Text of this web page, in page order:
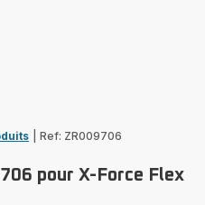
Ref: ZR009706
pour X-Force Flex